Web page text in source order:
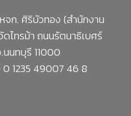
จก. ศิริบัวทอง (สำนักงาน
ไทรม้า ถนนรัตนาธิเบศร์
นทบุรี 11000
0 1235 49007 46 8